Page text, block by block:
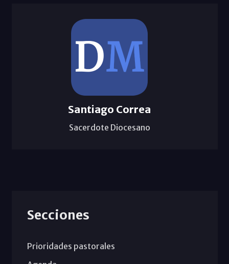
Santiago Correa
Sacerdote Diocesano
Secciones
Prioridades pastorales